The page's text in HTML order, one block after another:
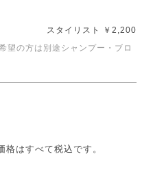
スタイリスト ￥2,200
望の方は別途シャンプー・ブロ
格はすべて税込です。